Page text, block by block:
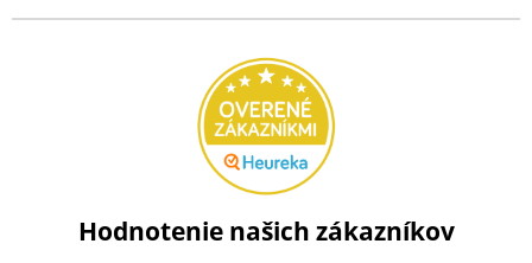
Hodnotenie našich zákazníkov